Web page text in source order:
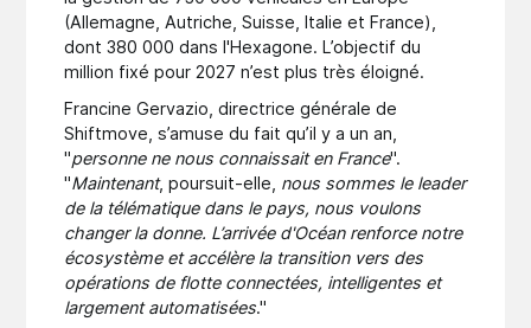
(Allemagne, Autriche, Suisse, Italie et France),
dont 380 000 dans l'Hexagone. L’objectif du
million fixé pour 2027 n’est plus très éloigné.
Francine Gervazio, directrice générale de
Shiftmove, s’amuse du fait qu’il y a un an,
"personne ne nous connaissait en France".
"Maintenant, poursuit-elle, nous sommes le leader
de la télématique dans le pays, nous voulons
changer la donne. L’arrivée d'Océan renforce notre
écosystème et accélère la transition vers des
opérations de flotte connectées, intelligentes et
largement automatisées."